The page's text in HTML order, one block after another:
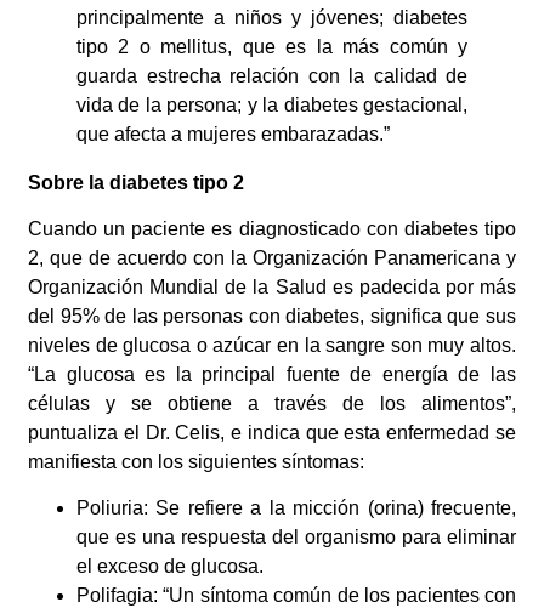
principalmente a niños y jóvenes; diabetes
tipo 2 o mellitus, que es la más común y
guarda estrecha relación con la calidad de
vida de la persona; y la diabetes gestacional,
que afecta a mujeres embarazadas.”
Sobre la diabetes tipo 2
Cuando un paciente es diagnosticado con diabetes tipo
2, que de acuerdo con la Organización Panamericana y
Organización Mundial de la Salud es padecida por más
del 95% de las personas con diabetes, significa que sus
niveles de glucosa o azúcar en la sangre son muy altos.
“La glucosa es la principal fuente de energía de las
células y se obtiene a través de los alimentos”,
puntualiza el Dr. Celis, e indica que esta enfermedad se
manifiesta con los siguientes síntomas:
Poliuria: Se refiere a la micción (orina) frecuente,
que es una respuesta del organismo para eliminar
el exceso de glucosa.
Polifagia: “Un síntoma común de los pacientes con